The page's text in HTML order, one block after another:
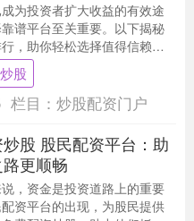
为投资者扩大收益的有效途
谱平台至关重要。以下揭秘
，助你轻松选择值得信赖的
股门户还提供专业的风险控
投....
股
栏目： 炒股配资门户
股 股民配资平台：助
更顺畅
，资金是投资道路上的重要
资平台的出现，为股民提供